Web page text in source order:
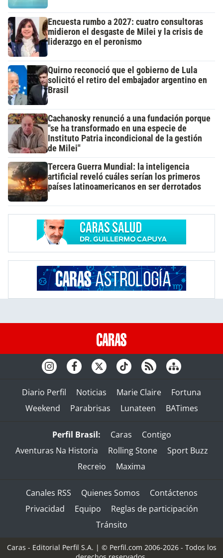
Encuesta rumbo a 2027: cuatro consultoras
midieron el desgaste de Milei y la crisis de
liderazgo en el peronismo
Quirno reconoció que el gobierno de Lula
solicitó el retiro del embajador argentino en
Brasil
Cachanosky renunció a una fundación porque
"se ha transformado en una especie de
Instituto Patria incondicional de la gestión
de Milei"
Tercera Guerra Mundial: la inteligencia
artificial reveló cuáles serían los primeros
países latinoamericanos en ser derrotados
Diario Perfil Noticias Marie Claire
Fortuna
Weekend
Parabrisas Lunateen BATimes
Perfil Brasil: Caras
Contigo
Aventuras Na Historia
Rolling Stone
Sport Buzz
Recreio
Maxima
Canales RSS Quienes Somos
Contáctenos
Privacidad
Equipo
Reglas de participación
Tránsito
Caras - Editorial Perfil S.A. | © Perfil.com 2006-2026 - Todos los